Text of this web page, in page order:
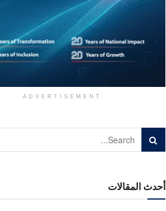
ADVERTISEMENT
أحدث المقالات